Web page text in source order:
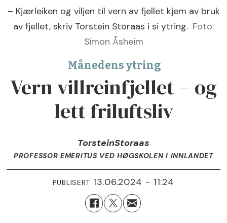
– Kjærleiken og viljen til vern av fjellet kjem av bruk
av fjellet, skriv Torstein Storaas i si ytring. Foto:
Simon Åsheim
Månedens ytring
Vern villreinfjellet – og
lett friluftsliv
TorsteinStoraas
PROFESSOR EMERITUS VED HØGSKOLEN I INNLANDET
PUBLISERT 13.06.2024 - 11:24